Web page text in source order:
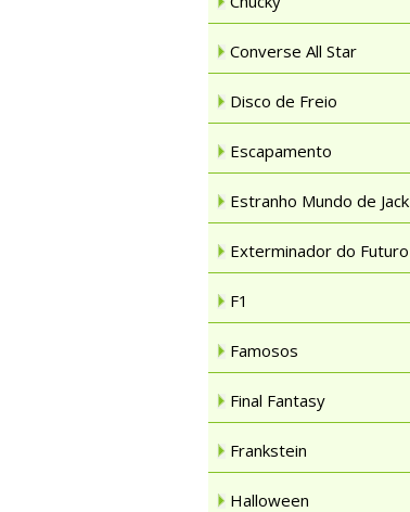
Converse All Star
Disco de Freio
Escapamento
Estranho Mundo de Jack
Exterminador do Futuro
F1
Famosos
Final Fantasy
Frankstein
Halloween